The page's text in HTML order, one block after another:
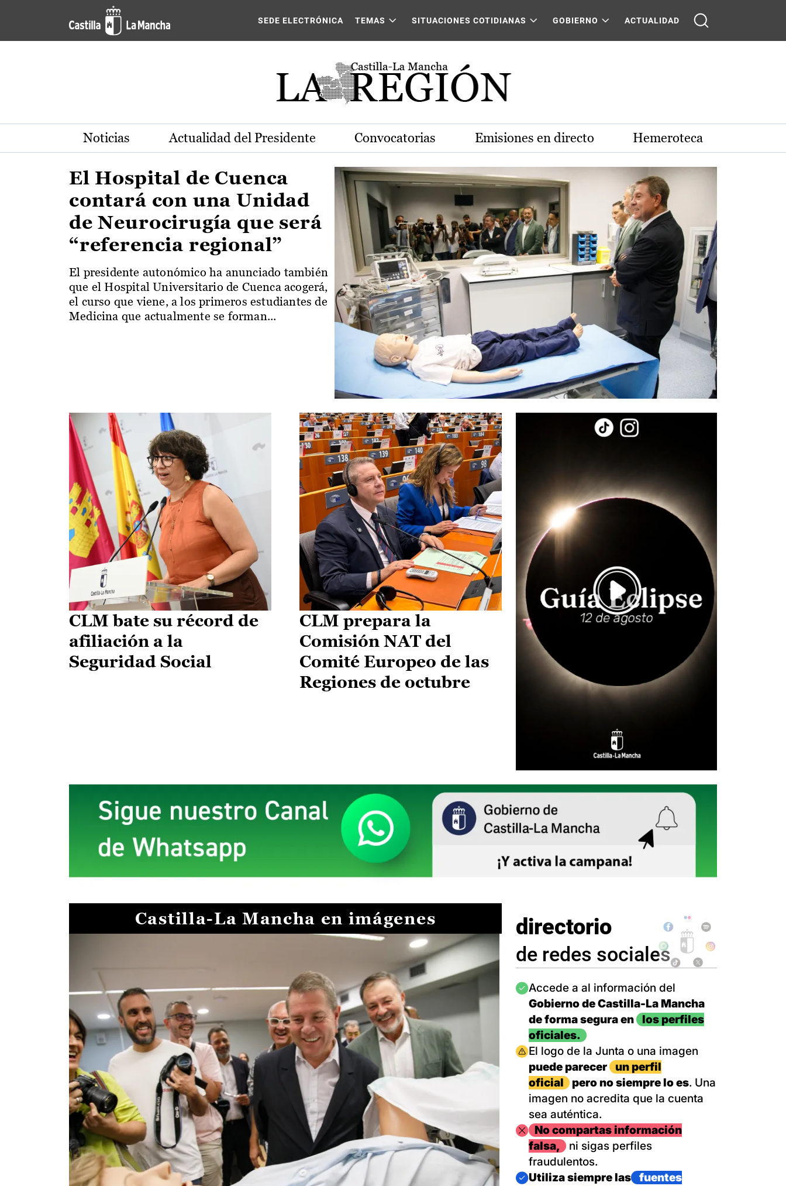
Pasar al contenido principal
Actualidad de la región de Castilla-La Mancha
SEDE ELECTRÓNICA TEMAS SITUACIONES COTIDIANAS GOBIERNO ACTUALIDAD
Noticias Actualidad del Presidente Convocatorias Emisiones en directo Hemeroteca
El Hospital de Cuenca
contará con una Unidad
de Neurocirugía que será
“referencia regional”
El presidente autonómico ha anunciado también
que el Hospital Universitario de Cuenca acogerá,
el curso que viene, a los primeros estudiantes de
Medicina que actualmente se forman...
CLM bate su récord de
afiliación a la
Seguridad Social
CLM prepara la
Comisión NAT del
Comité Europeo de las
Regiones de octubre
Castilla-La Mancha en imágenes directorio
de redes sociales
Imagen
Accede a al información del
Gobierno de Castilla-La Mancha
de forma segura en
los perfiles
oficiales.
Imagen
El logo de la Junta o una imagen
puede parecer
un perfil
oficial
pero no siempre lo es. Una
imagen no acredita que la cuenta
sea auténtica.
ImagenNo compartas información
falsa,
ni sigas perfiles
fraudulentos.
Imagen
Utiliza siempre las
fuentes